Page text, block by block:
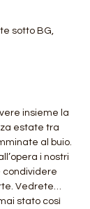
sotto BG,
insieme la
estate tra
al buio.
i nostri
condividere
Vedrete…
stato così